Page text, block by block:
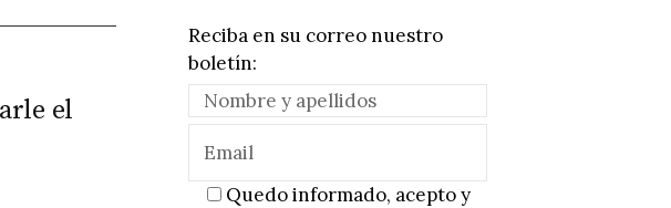
el
Reciba en su correo nuestro
boletín:
Quedo informado, acepto y